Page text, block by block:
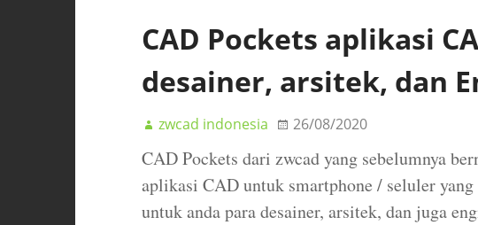
CAD Pockets aplikasi
desainer, arsitek, dan
zwcad indonesia 26/08/2020
CAD Pockets dari zwcad yang sebelumnya
aplikasi CAD untuk smartphone / seluler
untuk anda para desainer, arsitek, dan juga